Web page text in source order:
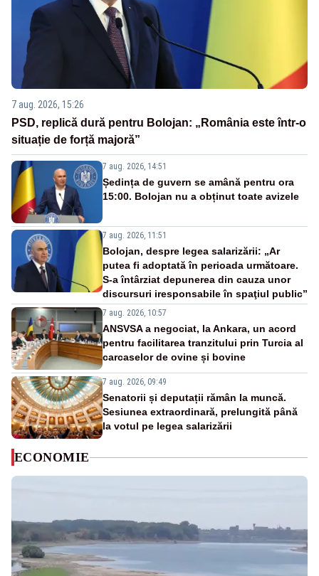
7 aug. 2026, 15:26
PSD, replică dură pentru Bolojan: „România este într-o
situație de forță majoră”
7 aug. 2026, 14:51
Ședința de guvern se amână pentru ora
15:00. Bolojan nu a obținut toate avizele
7 aug. 2026, 11:51
Bolojan, despre legea salarizării: „Ar
putea fi adoptată în perioada următoare.
S-a întârziat depunerea din cauza unor
discursuri iresponsabile în spaţiul public”
7 aug. 2026, 10:57
ANSVSA a negociat, la Ankara, un acord
pentru facilitarea tranzitului prin Turcia al
carcaselor de ovine și bovine
7 aug. 2026, 09:49
Senatorii și deputații rămân la muncă.
Sesiunea extraordinară, prelungită până
la votul pe legea salarizării
ECONOMIE